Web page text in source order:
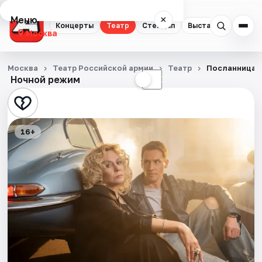
Концерты Театр Стендап Выставки
Меню ×
Москва
Концерты
Театр
Стендап
Выставки
Квесты
Экскурсии
События
Ночной режим ☾
Москва Театр Российской армии Театр Посланница
16+